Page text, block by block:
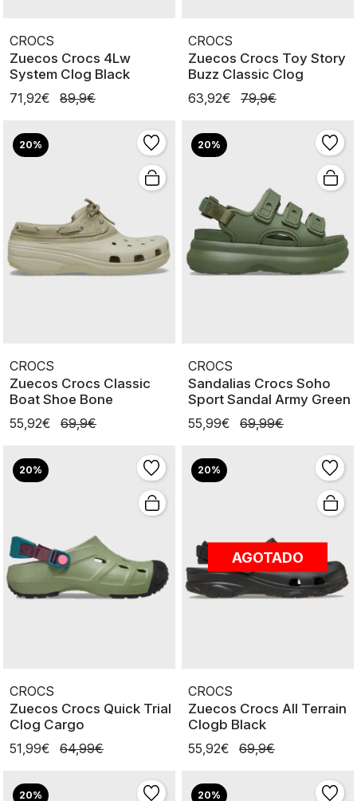
CROCS
Zuecos Crocs 4Lw
System Clog Black
71,92€
89,9€
CROCS
Zuecos Crocs Toy Story
Buzz Classic Clog
63,92€
79,9€
20%
CROCS
Zuecos Crocs Classic
Boat Shoe Bone
55,92€
69,9€
20%
CROCS
Sandalias Crocs Soho
Sport Sandal Army Green
55,99€
69,99€
20%
CROCS
Zuecos Crocs Quick Trial
Clog Cargo
51,99€
64,99€
20%
AGOTADO
CROCS
Zuecos Crocs All Terrain
Clogb Black
55,92€
69,9€
20% 20%